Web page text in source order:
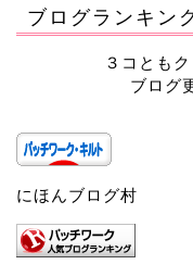
ブログランキン
３コとも
ブログ
にほんブログ村